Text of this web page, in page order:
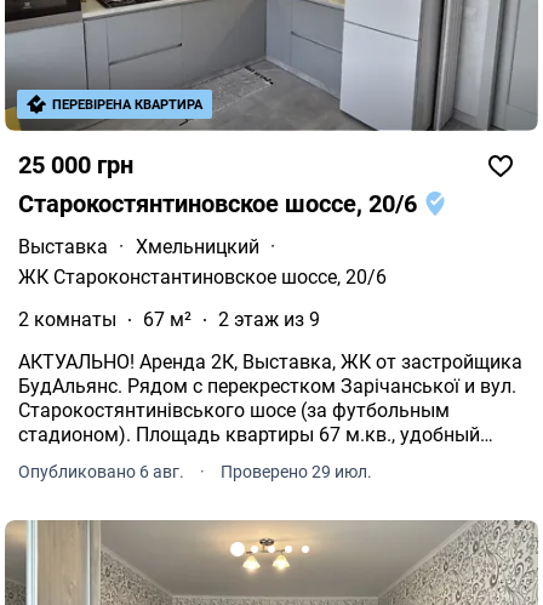
25 000 грн
Старокостянтиновское шоссе, 20/6
Выставка · Хмельницкий ·
ЖК Староконстантиновское шоссе, 20/6
2 комнаты
67 м²
2 этаж из 9
АКТУАЛЬНО! Аренда 2К, Выставка, ЖК от застройщика
БудАльянс. Рядом с перекрестком Зарічанської и вул.
Старокостянтинівського шосе (за футбольным
стадионом). Площадь квартиры 67 м.кв., удобный
этаж 2/9. Квартира полностью укомплектована для
проживания.
Опубликовано 6 авг. · Проверено 29 июл.
ПЕРЕВІРЕНА КВАРТИРА